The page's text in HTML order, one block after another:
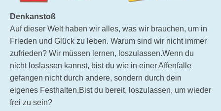
Denkanstoß
Auf dieser Welt haben wir alles, was wir brauchen, um in
Frieden und Glück zu leben. Warum sind wir nicht immer
zufrieden? Wir müssen lernen, loszulassen.Wenn du
nicht loslassen kannst, bist du wie in einer Affenfalle
gefangen nicht durch andere, sondern durch dein
eigenes Festhalten.Bist du bereit, loszulassen, um wieder
frei zu sein?